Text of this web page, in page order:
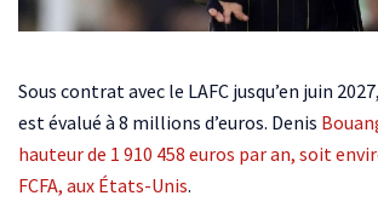
Sous contrat avec le LAFC jusqu’en juin
est évalué à 8 millions d’euros. Denis
hauteur de 1 910 458 euros par an, soit
FCFA, aux États-Unis.